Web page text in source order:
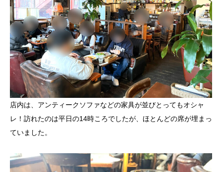
店内は、アンティークソファなどの家具が並びとってもオシャ
レ！訪れたのは平日の14時ころでしたが、ほとんどの席が埋まっ
ていました。